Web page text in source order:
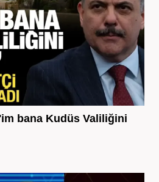
bana Kudüs Valiliğini